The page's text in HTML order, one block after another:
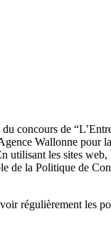
concours de
Wallonne pour
utilisant les sites
de la Politique de
régulièrement les